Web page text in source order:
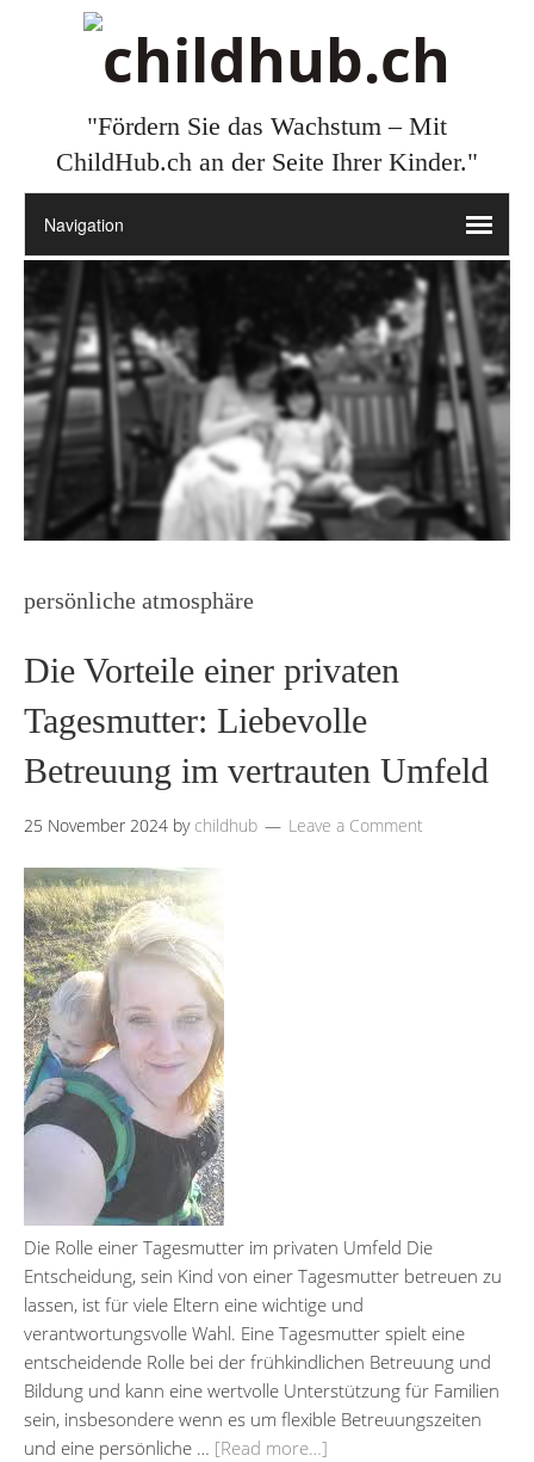
"Fördern Sie das Wachstum – Mit
ChildHub.ch an der Seite Ihrer Kinder."
persönliche atmosphäre
Die Vorteile einer privaten
Tagesmutter: Liebevolle
Betreuung im vertrauten Umfeld
25 November 2024 by childhub Leave a Comment
Die Rolle einer Tagesmutter im privaten Umfeld Die
Entscheidung, sein Kind von einer Tagesmutter betreuen zu
lassen, ist für viele Eltern eine wichtige und
verantwortungsvolle Wahl. Eine Tagesmutter spielt eine
entscheidende Rolle bei der frühkindlichen Betreuung und
Bildung und kann eine wertvolle Unterstützung für Familien
sein, insbesondere wenn es um flexible Betreuungszeiten
und eine persönliche … [Read more…]